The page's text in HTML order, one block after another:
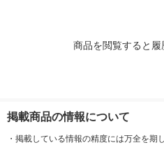
商品を閲覧すると
掲載商品の情報について
・ 掲載している情報の精度には万全を期